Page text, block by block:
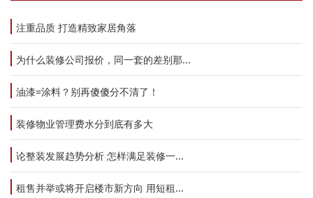
注重品质 打造精致家居角落
为什么装修公司报价，同一套的差别那...
油漆=涂料？别再傻傻分不清了！
装修物业管理费水分到底有多大
论整装发展趋势分析 怎样满足装修一...
租售并举或将开启楼市新方向 用短租...